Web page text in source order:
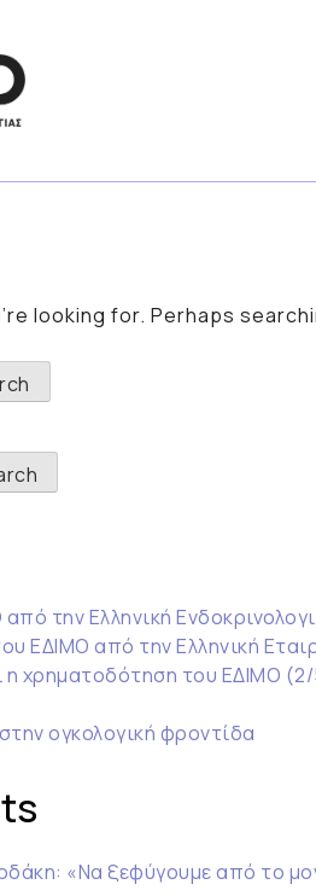
looking for. Perhaps
την Ελληνική
ΕΔΙΜΟ από την Ελληνική
η χρηματοδότηση του ΕΔΙΜΟ
ογκολογική φροντίδα
«Να ξεφύγουμε από το